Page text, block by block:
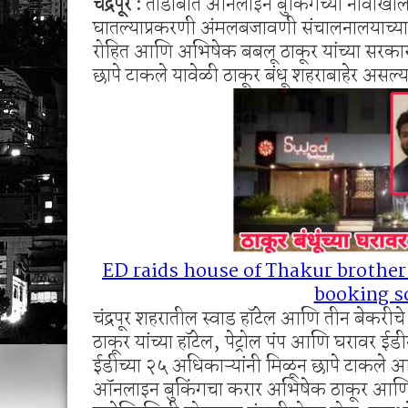
बेड्या ठोकल्या
सिंदेवाही पोलिसांची धडक कारवाई; २५
घातल्याप्रकरणी अंमलबजावणी
रोहित आणि अभिषेक बबलू ठाकूर यांच्या
छापे टाकले यावेळी ठाकूर बंधू शहराबाहेर
ED raids house of Thakur
booking
चंद्रपूर शहरातील स्वाड हॉटेल आणि तीन
ठाकूर यांच्या हॉटेल, पेट्रोल पंप आणि घरावर
ईडीच्या २५ अधिकाऱ्यांनी मिळून छापे टाकले
ऑनलाइन बुकिंगचा करार अभिषेक ठाकूर आणि